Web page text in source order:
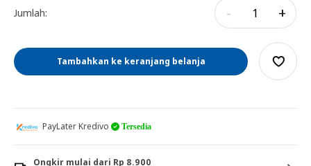
Jumlah: - +
Tambahkan ke keranjang belanja
PayLater Kredivo Tersedia
Ongkir mulai dari Rp 8.900